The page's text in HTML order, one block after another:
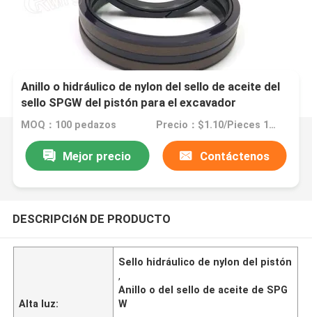
Anillo o hidráulico de nylon del sello de aceite del
sello SPGW del pistón para el excavador
MOQ：100 pedazos Precio：$1.10/Pieces 100-499 Pieces
Mejor precio Contáctenos
DESCRIPCIóN DE PRODUCTO
Alta luz:
Sello hidráulico de nylon del pistón
,
Anillo o del sello de aceite de SPG
W